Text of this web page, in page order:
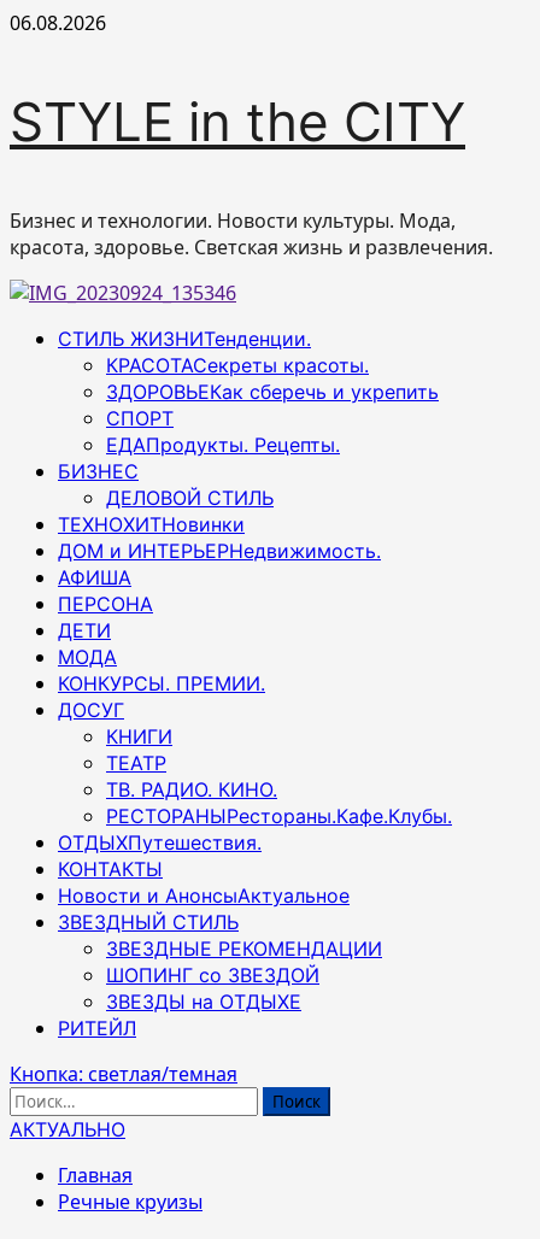
Перейти
06.08.2026
STYLE in the CITY
Бизнес и технологии. Новости культуры. Мода,
красота, здоровье. Светская жизнь и развлечения.
Основное
СТИЛЬ ЖИЗНИТенденции.
КРАСОТАСекреты красоты.
ЗДОРОВЬЕКак сберечь и укрепить
СПОРТ
ЕДАПродукты. Рецепты.
БИЗНЕС
ДЕЛОВОЙ СТИЛЬ
ТЕХНОХИТНовинки
ДОМ и ИНТЕРЬЕРНедвижимость.
АФИША
ПЕРСОНА
ДЕТИ
МОДА
КОНКУРСЫ. ПРЕМИИ.
ДОСУГ
КНИГИ
ТЕАТР
ТВ. РАДИО. КИНО.
РЕСТОРАНЫРестораны.Кафе.Клубы.
ОТДЫХПутешествия.
КОНТАКТЫ
Новости и АнонсыАктуальное
ЗВЕЗДНЫЙ СТИЛЬ
ЗВЕЗДНЫЕ РЕКОМЕНДАЦИИ
ШОПИНГ со ЗВЕЗДОЙ
ЗВЕЗДЫ на ОТДЫХЕ
РИТЕЙЛ
Кнопка: светлая/темная
Найти:
АКТУАЛЬНО
Главная
Речные круизы